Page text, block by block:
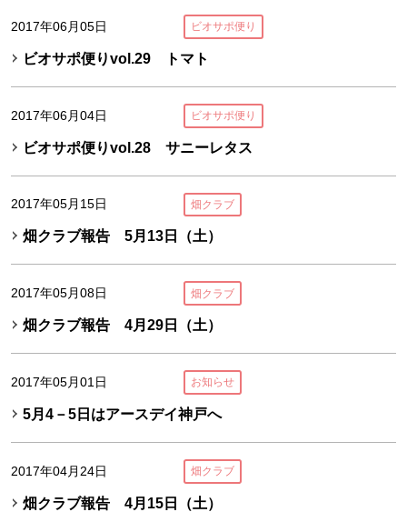
2017年06月05日 ビオサポ便り
ビオサポ便りvol.29 トマト
2017年06月04日 ビオサポ便り
ビオサポ便りvol.28 サニーレタス
2017年05月15日 畑クラブ
畑クラブ報告 5月13日（土）
2017年05月08日 畑クラブ
畑クラブ報告 4月29日（土）
2017年05月01日 お知らせ
5月4－5日はアースデイ神戸へ
2017年04月24日 畑クラブ
畑クラブ報告 4月15日（土）